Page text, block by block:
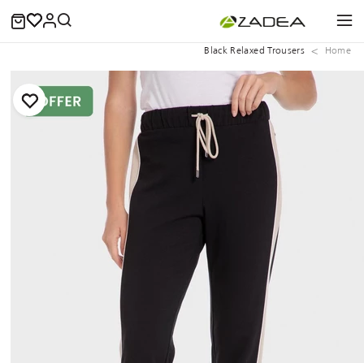
Home
Black Relaxed Trousers